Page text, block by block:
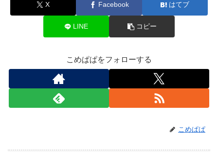
X Facebook はてブ
LINE コピー
こめぱぱをフォローする
こめぱぱ